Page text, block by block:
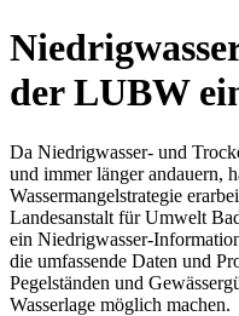
der LUBW
Da Niedrigwasser- und
und immer länger andauern,
Wassermangelstrategie
Landesanstalt für Umwelt
ein Niedrigwasser-
die umfassende Daten und
Pegelständen und
Wasserlage möglich machen.